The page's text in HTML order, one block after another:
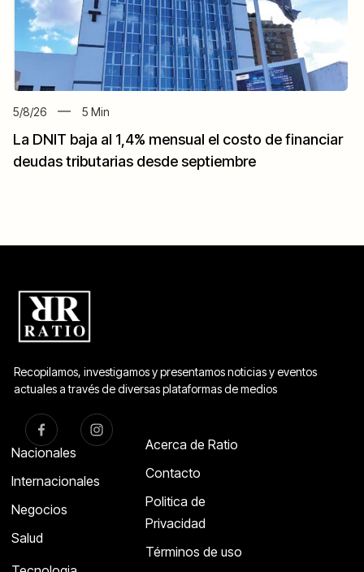
5/8/26 5 Min
La DNIT baja al 1,4% mensual el costo de financiar
deudas tributarias desde septiembre
Recopilamos, investigamos y presentamos noticias y eventos
actuales a través de diversas plataformas de medios
Nacionales
Internacionales
Negocios
Salud
Acerca de Ratio
Contacto
Politica de
Privacidad
Términos de uso